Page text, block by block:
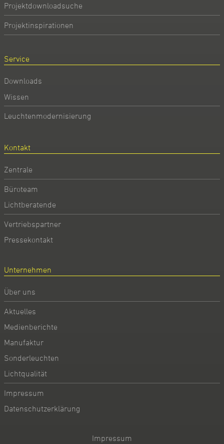
Projektdownloadsuche
Projektinspirationen
Service
Downloads
Wissen
Leuchtenmodernisierung
Kontakt
Zentrale
Büroteam
Lichtberatende
Vertriebspartner
Pressekontakt
Unternehmen
Über uns
Aktuelles
Medienberichte
Manufaktur
Sonderleuchten
Lichtqualität
Impressum
Datenschutzerklärung
Impressum